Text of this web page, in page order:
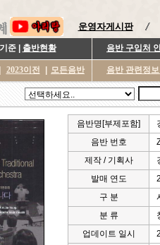
운영자게시판
준 | 출반현황 음반 구입처
2023이전 모든음반 음반 관련정
음반명[부제포함]
음반 번호
제작 / 기획사
발매 연도
구 분
분 류
업데이트 일시